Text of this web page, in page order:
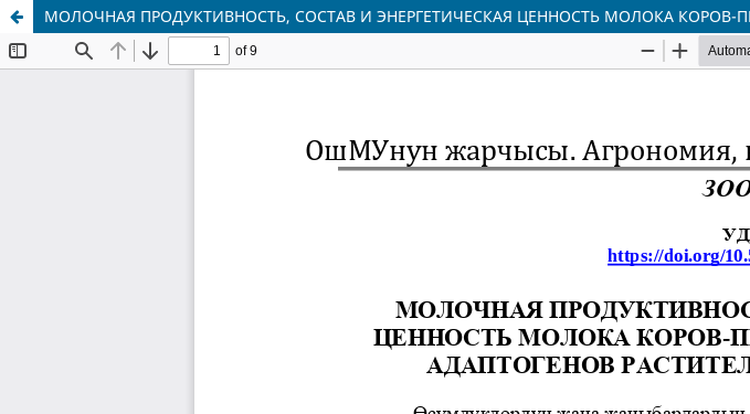
МОЛОЧНАЯ ПРОДУКТИВНОСТЬ, СОСТАВ И ЭНЕРГЕТИЧЕСКАЯ ЦЕННОСТЬ МОЛОКА